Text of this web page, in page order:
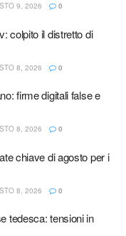
9, 2026 0
colpito il distretto di
8, 2026 0
firme digitali false e
8, 2026 0
chiave di agosto per i
8, 2026 0
tedesca: tensioni in